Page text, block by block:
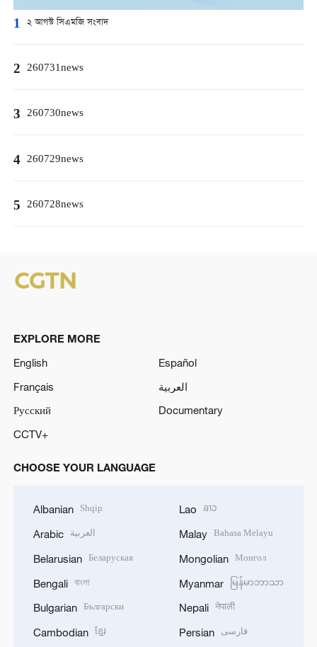
1 ২ আগস্ট সিএমজি সংবাদ
2 260731news
3 260730news
4 260729news
5 260728news
EXPLORE MORE
English
Español
Français
العربية
Русский
Documentary
CCTV+
CHOOSE YOUR LANGUAGE
Albanian Shqip
Arabic العربية
Belarusian Беларуская
Bengali বাংলা
Bulgarian Български
Cambodian ខ្មែរ
Lao ລາວ
Malay Bahasa Melayu
Mongolian Монгол
Myanmar မြန်မာဘာသာ
Nepali नेपाली
Persian فارسی